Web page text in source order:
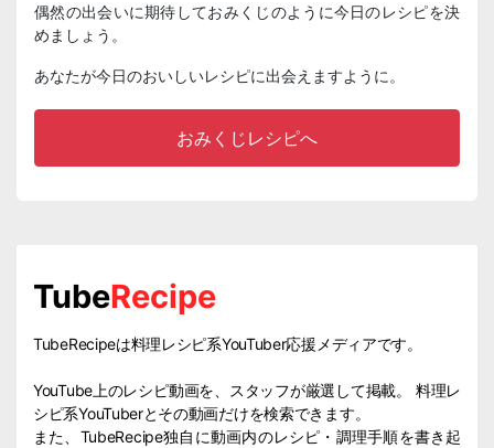
偶然の出会いに期待しておみくじのように今日のレシピを決
めましょう。
あなたが今日のおいしいレシピに出会えますように。
おみくじレシピへ
TubeRecipe
TubeRecipeは料理レシピ系YouTuber応援メディアです。
YouTube上のレシピ動画を、スタッフが厳選して掲載。 料理レ
シピ系YouTuberとその動画だけを検索できます。
また、TubeRecipe独自に動画内のレシピ・調理手順を書き起